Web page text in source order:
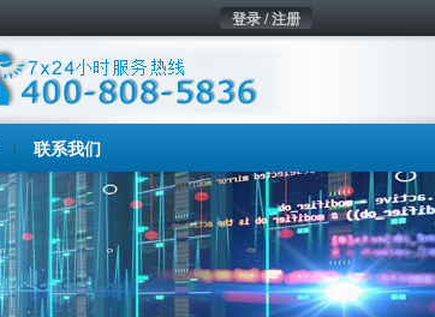
登录 / 注册
联系我们